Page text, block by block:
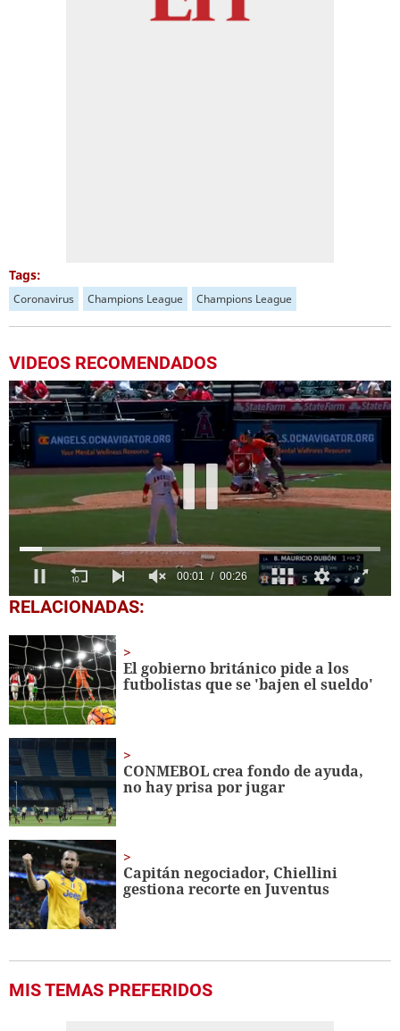
Tags:
Coronavirus Champions League Champions League
VIDEOS RECOMENDADOS
0
of
seconds
00:02 00:26
RELACIONADAS:
El gobierno británico pide a los
futbolistas que se 'bajen el sueldo'
CONMEBOL crea fondo de ayuda,
no hay prisa por jugar
Capitán negociador, Chiellini
gestiona recorte en Juventus
MIS TEMAS PREFERIDOS